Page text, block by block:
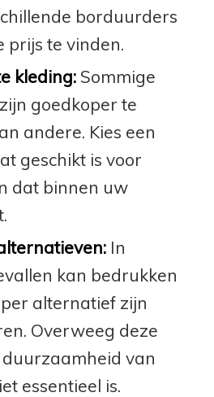
borduurders
prijs te vinden.
kleding:Sommige
goedkoper te
andere. Kies een
geschikt is voor
dat binnen uw
In
kan bedrukken
alternatief zijn
Overweeg deze
van
essentieel is.